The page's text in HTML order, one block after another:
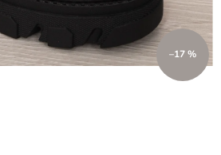
–17 %